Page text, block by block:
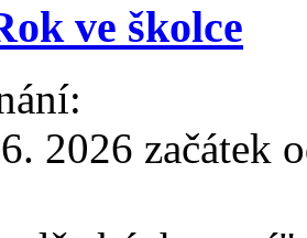
ve školce
2026 začátek